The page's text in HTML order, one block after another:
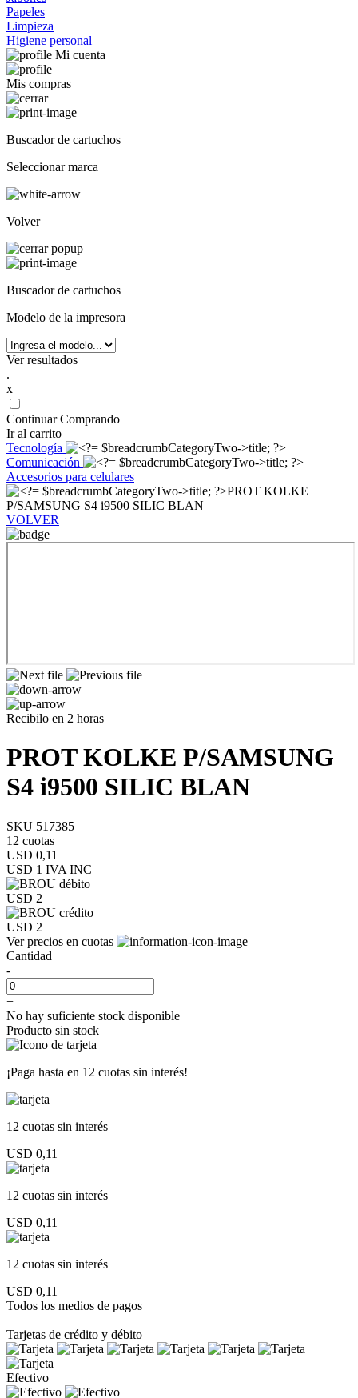
Papeles
Limpieza
Higiene personal
Mi cuenta
Mis compras
Buscador de cartuchos
Seleccionar marca
Volver
Buscador de cartuchos
Modelo de la impresora
Ver resultados
.
x
Continuar Comprando
Ir al carrito
Tecnología
Comunicación
Accesorios para celulares
PROT KOLKE
P/SAMSUNG S4 i9500 SILIC BLAN
VOLVER
Recibilo en 2 horas
PROT KOLKE P/SAMSUNG
S4 i9500 SILIC BLAN
SKU 517385
12 cuotas
USD 0,11
USD 1 IVA INC
USD 2
USD 2
Ver precios en cuotas
Cantidad
-
+
No hay suficiente stock disponible
Producto sin stock
¡Paga hasta en 12 cuotas sin interés!
12 cuotas sin interés
USD 0,11
12 cuotas sin interés
USD 0,11
12 cuotas sin interés
USD 0,11
Todos los medios de pagos
+
Tarjetas de crédito y débito
Efectivo